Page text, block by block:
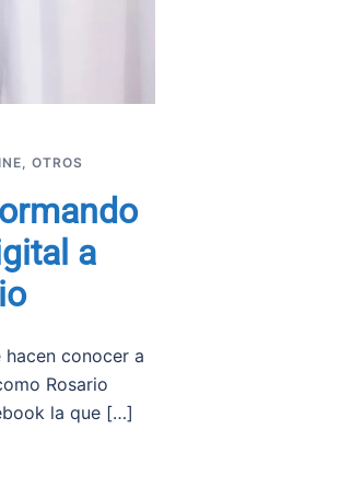
OTROS
a
conocer a
Rosario
la que […]